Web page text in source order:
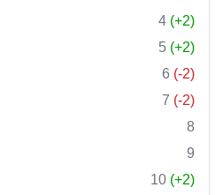
4 (+2)
5 (+2)
6 (-2)
7 (-2)
8
9
10 (+2)